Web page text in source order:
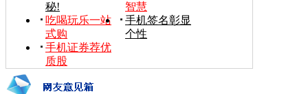
秘!
智慧
吃喝玩乐一站
式购
手机签名彰显
个性
手机证券荐优
质股